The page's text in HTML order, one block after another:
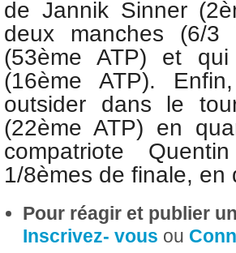
de Jannik Sinner
deux manches (6/
(53ème ATP) et
(16ème ATP).
outsider dans le
(22ème ATP) en
compatriote
1/8èmes de finale,
Pour réagir et publier
Inscrivez- vous ou